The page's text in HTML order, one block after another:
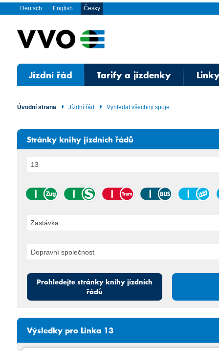
Deutsch English Česky
Jízdní řád Tarify a jízdenky
Úvodní strana Jízdní řád Vyhledat všechny spoje
Stránky knihy jízdních řádů
Zastávka
Prohledejte stránky knihy jízdních
řádů
Výsledky pro Linka 13